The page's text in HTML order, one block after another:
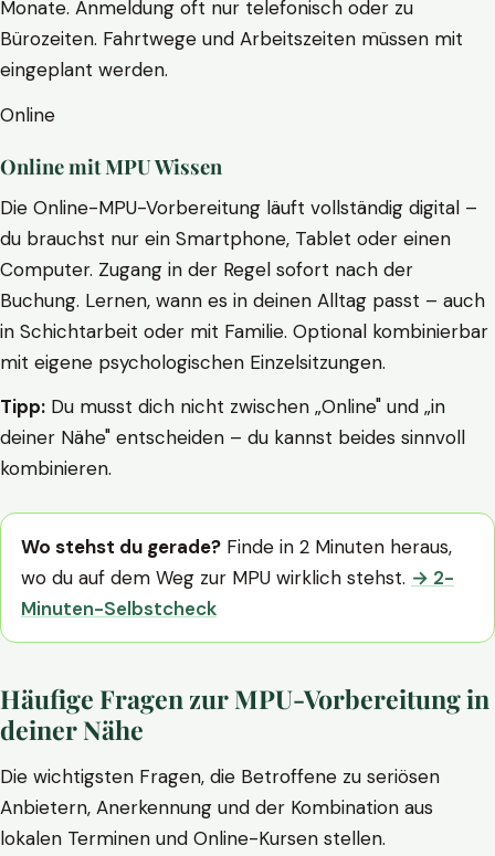
Monate. Anmeldung oft nur telefonisch oder zu
Bürozeiten. Fahrtwege und Arbeitszeiten müssen mit
eingeplant werden.
Online
Online mit MPU Wissen
Die Online-MPU-Vorbereitung läuft vollständig digital –
du brauchst nur ein Smartphone, Tablet oder einen
Computer. Zugang in der Regel sofort nach der
Buchung. Lernen, wann es in deinen Alltag passt – auch
in Schichtarbeit oder mit Familie. Optional kombinierbar
mit eigene psychologischen Einzelsitzungen.
Tipp: Du musst dich nicht zwischen „Online" und „in
deiner Nähe" entscheiden – du kannst beides sinnvoll
kombinieren.
Wo stehst du gerade? Finde in 2 Minuten heraus,
wo du auf dem Weg zur MPU wirklich stehst. → 2-
Minuten-Selbstcheck
Häufige Fragen zur MPU-Vorbereitung in
deiner Nähe
Die wichtigsten Fragen, die Betroffene zu seriösen
Anbietern, Anerkennung und der Kombination aus
lokalen Terminen und Online-Kursen stellen.